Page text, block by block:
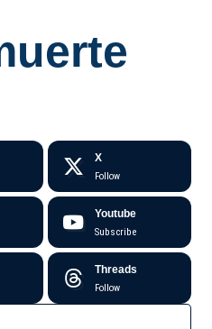
X
Follow
Youtube
Subscribe
Threads
Follow